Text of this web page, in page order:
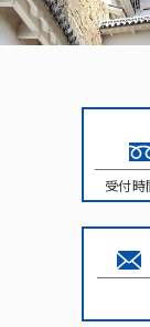
受付時